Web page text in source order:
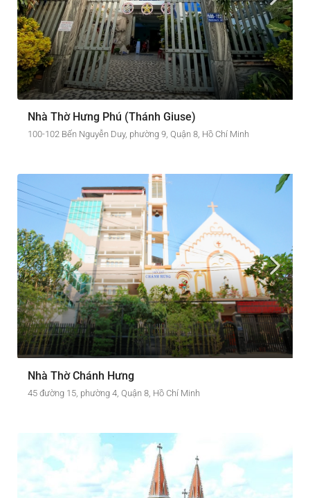
Nhà Thờ Hưng Phú (Thánh Giuse)
100-102 Bến Nguyễn Duy, phường 9, Quận 8, Hồ Chí Minh
Nhà Thờ Chánh Hưng
45 đường 15, phường 4, Quận 8, Hồ Chí Minh